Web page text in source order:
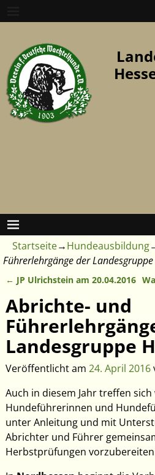
Startseite → Hundeausbildung
Führerlehrgänge der Landesgruppe
Artikelnavigation
← JP Ulrichstein am 20.04.2016
Abrichte- und
Landesgruppe
Veröffentlicht am 24. April 2016
Auch in diesem Jahr treffen
Hundeführerinnen und
unter Anleitung und mit
Abrichter und Führer
Herbstprüfungen vorzubereiten.